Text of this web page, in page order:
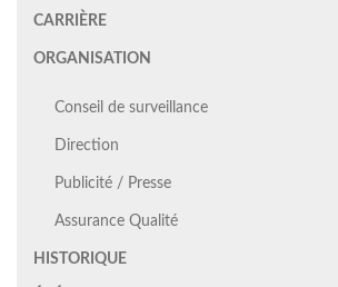
CARRIÈRE
ORGANISATION
Conseil de surveillance
Direction
Publicité / Presse
Assurance Qualité
HISTORIQUE